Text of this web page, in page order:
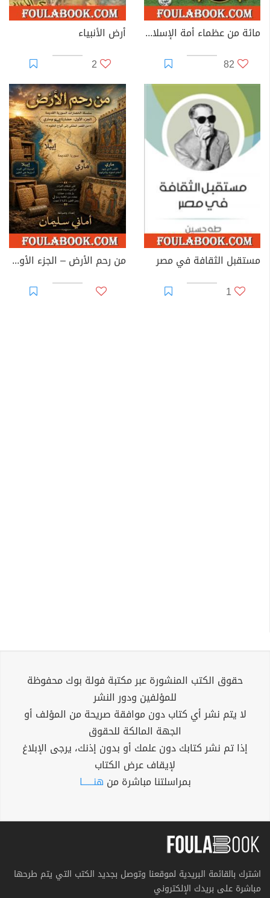
مائة من عظماء أمة الإسلام غيروا مجرى التاريخ
82
أرض الأنبياء
2
مستقبل الثقافة في مصر
1
من رحم الأرض – الجزء الأول: إيبلا وماري
حقوق الكتب المنشورة عبر مكتبة فولة بوك محفوظة
للمؤلفين ودور النشر
لا يتم نشر أي كتاب دون موافقة صريحة من المؤلف أو
الجهة المالكة للحقوق
إذا تم نشر كتابك دون علمك أو بدون إذنك، يرجى الإبلاغ
لإيقاف عرض الكتاب
بمراسلتنا مباشرة من هنــــــا
اشترك بالقائمة البريدية لموقعنا وتوصل بجديد الكتب التي يتم طرحها
مباشرة على بريدك الإلكتروني